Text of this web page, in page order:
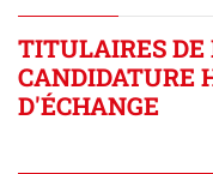
TITULAIRES DE
CANDIDATURE
D'ÉCHANGE